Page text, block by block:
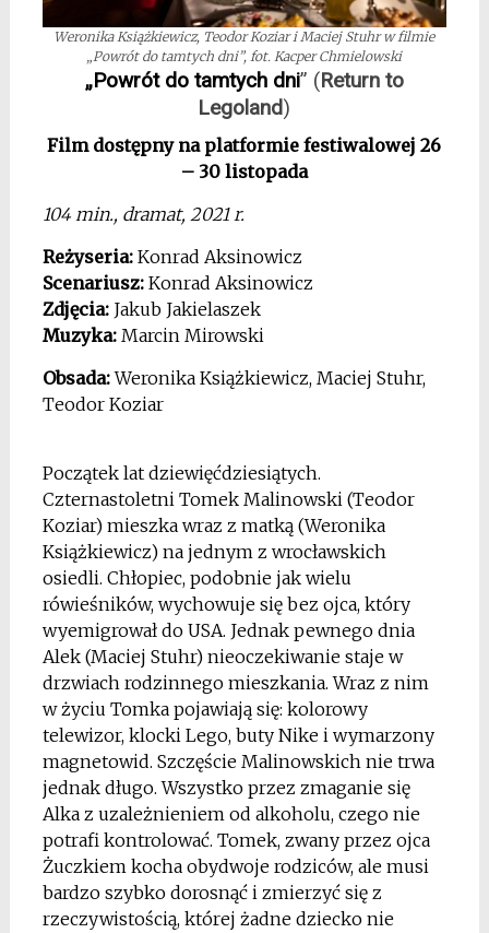
Weronika Książkiewicz, Teodor Koziar i Maciej Stuhr w filmie
„Powrót do tamtych dni”, fot. Kacper Chmielowski
„Powrót do tamtych dni” (Return to
Legoland)
Film dostępny na platformie festiwalowej 26
– 30 listopada
104 min., dramat, 2021 r.
Reżyseria:Konrad Aksinowicz
Scenariusz:Konrad Aksinowicz
Zdjęcia:Jakub Jakielaszek
Muzyka:Marcin Mirowski
Obsada:Weronika Książkiewicz, Maciej Stuhr,
Teodor Koziar
Początek lat dziewięćdziesiątych.
Czternastoletni Tomek Malinowski (Teodor
Koziar) mieszka wraz z matką (Weronika
Książkiewicz) na jednym z wrocławskich
osiedli. Chłopiec, podobnie jak wielu
rówieśników, wychowuje się bez ojca, który
wyemigrował do USA. Jednak pewnego dnia
Alek (Maciej Stuhr) nieoczekiwanie staje w
drzwiach rodzinnego mieszkania. Wraz z nim
w życiu Tomka pojawiają się: kolorowy
telewizor, klocki Lego, buty Nike i wymarzony
magnetowid. Szczęście Malinowskich nie trwa
jednak długo. Wszystko przez zmaganie się
Alka z uzależnieniem od alkoholu, czego nie
potrafi kontrolować. Tomek, zwany przez ojca
Żuczkiem kocha obydwoje rodziców, ale musi
bardzo szybko dorosnąć i zmierzyć się z
rzeczywistością, której żadne dziecko nie